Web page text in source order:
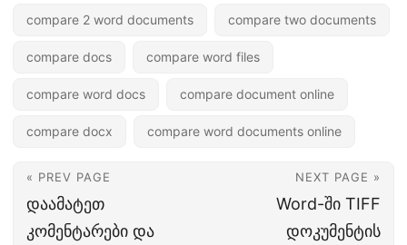
compare 2 word documents compare two documents
compare docs compare word files
compare word docs compare document online
compare docx compare word documents online
« PREV PAGE
დაამატეთ
კომენტარები და
NEXT PAGE »
Word-ში TIFF
დოკუმენტის